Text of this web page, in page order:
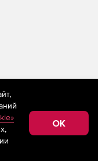
применяются
технологии
к
Федерации)
OK